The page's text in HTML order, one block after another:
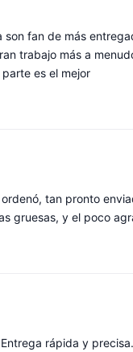
fan de más
trabajo más a
es el mejor
tan pronto
gruesas, y el poco
rápida y